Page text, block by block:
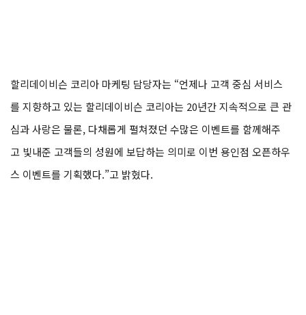
할리데이비슨 코리아 마케팅 담당자는 “언제나 고객 중심 서비스
를 지향하고 있는 할리데이비슨 코리아는 20년간 지속적으로 큰 관
심과 사랑은 물론, 다채롭게 펼쳐졌던 수많은 이벤트를 함께해주
고 빛내준 고객들의 성원에 보답하는 의미로 이번 용인점 오픈하우
스 이벤트를 기획했다.”고 밝혔다.